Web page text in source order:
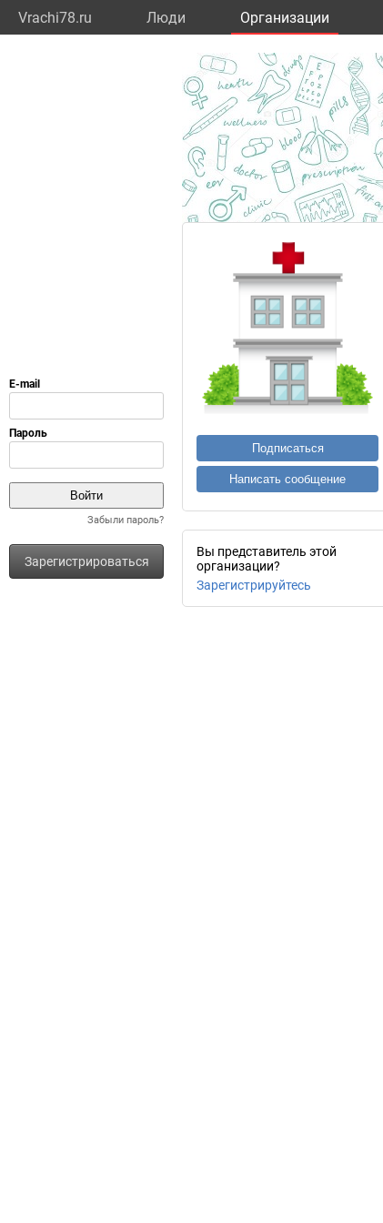
Vrachi78.ru Люди Организации
Забыли пароль?
Зарегистрироваться
Подписаться
Написать сообщение
Вы представитель этой
организации?
Зарегистрируйтесь